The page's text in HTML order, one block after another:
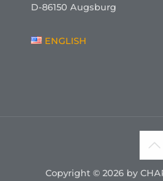
D-86150 Augsburg
ENGLISH
Copyright © 2026 by